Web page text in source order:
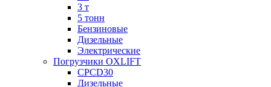
3 т
5 тонн
Бензиновые
Дизельные
Электрические
Погрузчики OXLIFT
CPCD30
Дизельные